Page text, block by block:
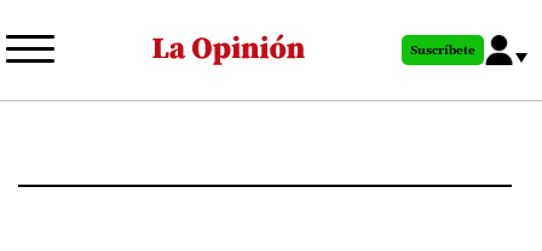
al
principal
Suscríbete